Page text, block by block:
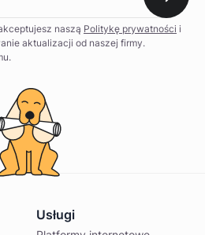
naszą Politykę prywatności i
aktualizacji od naszej firmy.
Usługi